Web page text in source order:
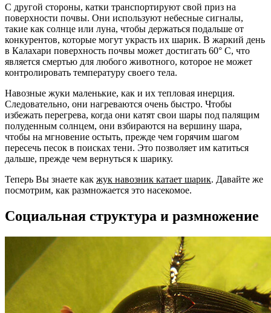
С другой стороны, катки транспортируют свой приз на
поверхности почвы. Они используют небесные сигналы,
такие как солнце или луна, чтобы держаться подальше от
конкурентов, которые могут украсть их шарик. В жаркий день
в Калахари поверхность почвы может достигать 60° C, что
является смертью для любого животного, которое не может
контролировать температуру своего тела.
Навозные жуки маленькие, как и их тепловая инерция.
Следовательно, они нагреваются очень быстро. Чтобы
избежать перегрева, когда они катят свои шары под палящим
полуденным солнцем, они взбираются на вершину шара,
чтобы на мгновение остыть, прежде чем горячим шагом
пересечь песок в поисках тени. Это позволяет им катиться
дальше, прежде чем вернуться к шарику.
Теперь Вы знаете как жук навозник катает шарик. Давайте же
посмотрим, как размножается это насекомое.
Социальная структура и размножение